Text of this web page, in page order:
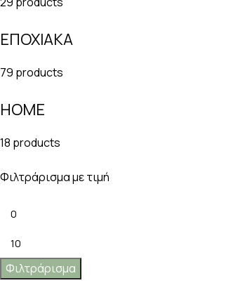
ΕΠΟΧΙΑΚΑ
79 products
HOME
18 products
Φιλτράρισμα με τιμή
Φιλτράρισμα